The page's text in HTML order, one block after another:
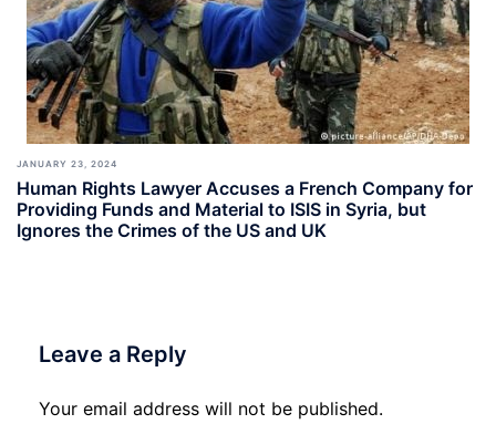
JANUARY 23, 2024
Human Rights Lawyer Accuses a French Company for
Providing Funds and Material to ISIS in Syria, but
Ignores the Crimes of the US and UK
Leave a Reply
Your email address will not be published.